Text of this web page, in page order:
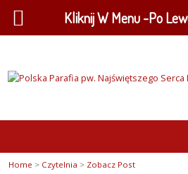
Home > Czytelnia > Zobacz Post
Kliknij W Menu -Po